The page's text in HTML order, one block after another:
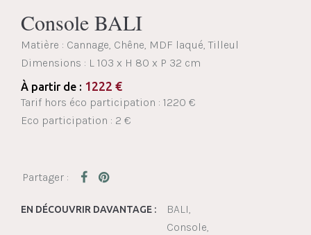
Console BALI
Matière : Cannage, Chêne, MDF laqué, Tilleul
Dimensions : L 103 x H 80 x P 32 cm
À partir de : 1222 €
Tarif hors éco participation : 1220 €
Eco participation : 2 €
EN DÉCOUVRIR DAVANTAGE :
BALI
Console